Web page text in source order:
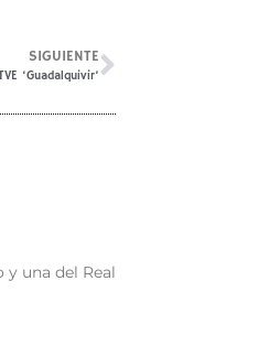
SIGUIENTE
‘Guadalquivir’
y una del Real